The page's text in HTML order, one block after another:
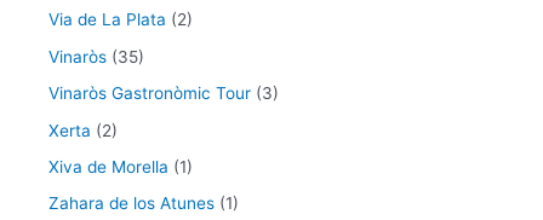
Via de La Plata (2)
Vinaròs (35)
Vinaròs Gastronòmic Tour (3)
Xerta (2)
Xiva de Morella (1)
Zahara de los Atunes (1)